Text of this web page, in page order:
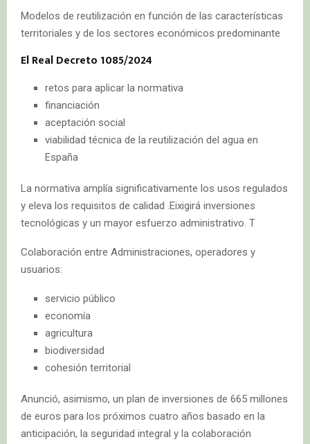
Modelos de reutilización en función de las características
territoriales y de los sectores económicos predominante
El Real Decreto 1085/2024
retos para aplicar la normativa
financiación
aceptación social
viabilidad técnica de la reutilización del agua en
España
La normativa amplía significativamente los usos regulados
y eleva los requisitos de calidad .Eixigirá inversiones
tecnológicas y un mayor esfuerzo administrativo. T
Colaboración entre Administraciones, operadores y
usuarios:
servicio público
economía
agricultura
biodiversidad
cohesión territorial
Anunció, asimismo, un plan de inversiones de 665 millones
de euros para los próximos cuatro años basado en la
anticipación, la seguridad integral y la colaboración